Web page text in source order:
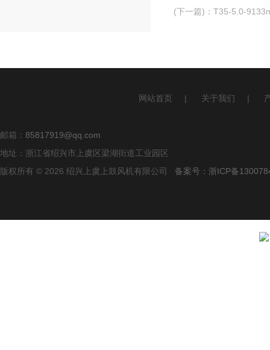
(下一篇) ： T35-5.0-
网站首页 | 关于我们 |
邮箱： 85817919@qq.com
地址：浙江省绍兴市上虞区梁湖街道工业园区
版权所有 © 2026 绍兴上虞上鼓风机有限公司 备案号：浙ICP备